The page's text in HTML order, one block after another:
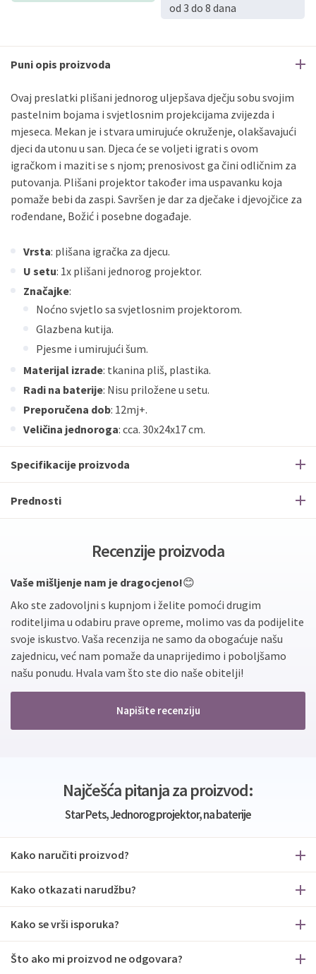
od 3 do 8 dana
Puni opis proizvoda
Ovaj preslatki plišani jednorog uljepšava dječju sobu svojim
pastelnim bojama i svjetlosnim projekcijama zvijezda i
mjeseca. Mekan je i stvara umirujuće okruženje, olakšavajući
djeci da utonu u san. Djeca će se voljeti igrati s ovom
igračkom i maziti se s njom; prenosivost ga čini odličnim za
putovanja. Plišani projektor također ima uspavanku koja
pomaže bebi da zaspi. Savršen je dar za dječake i djevojčice za
rođendane, Božić i posebne događaje.
Vrsta: plišana igračka za djecu.
U setu: 1x plišani jednorog projektor.
Značajke:
Noćno svjetlo sa svjetlosnim projektorom.
Glazbena kutija.
Pjesme i umirujući šum.
Materijal izrade: tkanina pliš, plastika.
Radi na baterije: Nisu priložene u setu.
Preporučena dob: 12mj+.
Veličina jednoroga: cca. 30x24x17 cm.
Specifikacije proizvoda
Prednosti
Recenzije proizvoda
Vaše mišljenje nam je dragocjeno!😊
Ako ste zadovoljni s kupnjom i želite pomoći drugim
roditeljima u odabiru prave opreme, molimo vas da podijelite
svoje iskustvo. Vaša recenzija ne samo da obogaćuje našu
zajednicu, već nam pomaže da unaprijedimo i poboljšamo
našu ponudu. Hvala vam što ste dio naše obitelji!
Napišite recenziju
Najčešća pitanja za proizvod:
Star Pets, Jednorog projektor, na baterije
Kako naručiti proizvod?
Kako otkazati narudžbu?
Kako se vrši isporuka?
Što ako mi proizvod ne odgovara?